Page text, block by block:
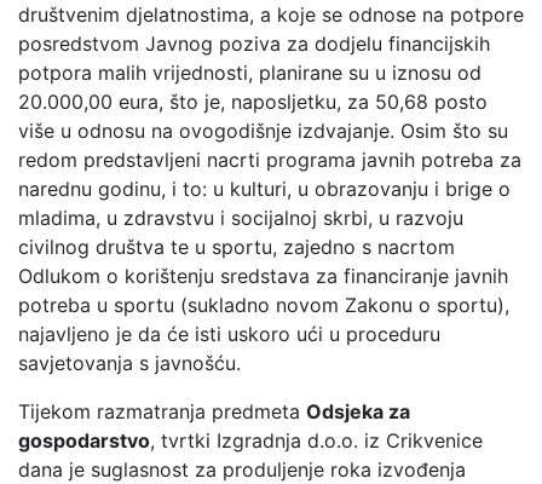
društvenim djelatnostima, a koje se odnose na potpore
posredstvom Javnog poziva za dodjelu financijskih
potpora malih vrijednosti, planirane su u iznosu od
20.000,00 eura, što je, naposljetku, za 50,68 posto
više u odnosu na ovogodišnje izdvajanje. Osim što su
redom predstavljeni nacrti programa javnih potreba za
narednu godinu, i to: u kulturi, u obrazovanju i brige o
mladima, u zdravstvu i socijalnoj skrbi, u razvoju
civilnog društva te u sportu, zajedno s nacrtom
Odlukom o korištenju sredstava za financiranje javnih
potreba u sportu (sukladno novom Zakonu o sportu),
najavljeno je da će isti uskoro ući u proceduru
savjetovanja s javnošću.
Tijekom razmatranja predmeta Odsjeka za
gospodarstvo, tvrtki Izgradnja d.o.o. iz Crikvenice
dana je suglasnost za produljenje roka izvođenja